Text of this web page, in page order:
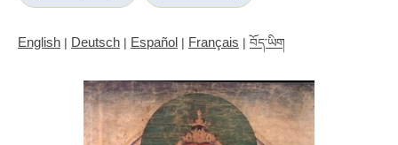
English | Deutsch | Español | Français | བོད་ཡིག